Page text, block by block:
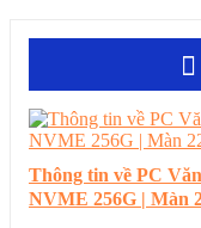
Thông tin về PC
NVME 256G | Màn